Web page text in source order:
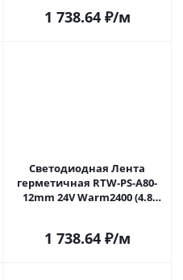
1 738.64₽/м
Светодиодная Лента
герметичная RTW-PS-A80-
12mm 24V Warm2400 (4.8
1 738.64₽/м